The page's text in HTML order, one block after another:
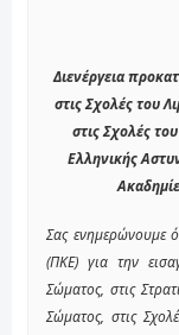
Διενέργεια
στις Σχολές του
στις Σχολές
Ελληνικής
Σας ενημερώνουμε
(ΠΚΕ) για την
Σώματος, στις
Σώματος, στις